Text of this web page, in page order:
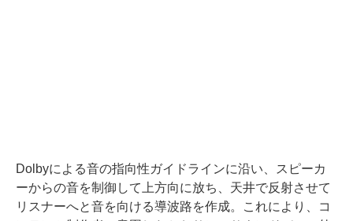
Dolbyによる音の指向性ガイドラインに沿い、スピーカ
ーからの音を制御して上方向に放ち、天井で反射させて
リスナーへと音を向ける導波路を作成。これにより、コ